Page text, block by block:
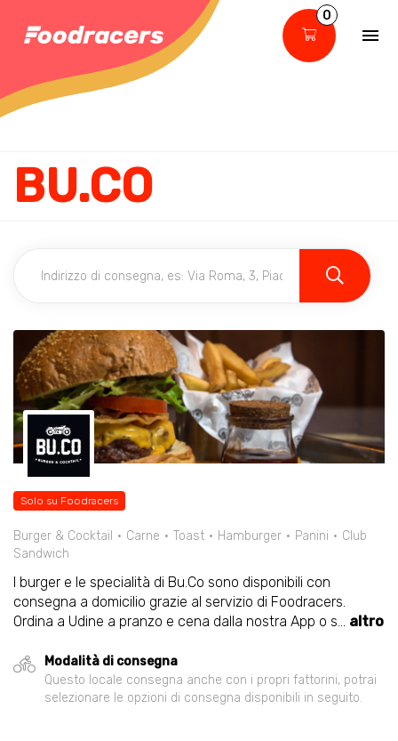
0
BU.CO
Solo su Foodracers
Burger & Cocktail Carne Toast Hamburger Panini
Club
Sandwich
I burger e le specialità di Bu.Co sono disponibili con
consegna a domicilio grazie al servizio di Foodracers.
Ordina a Udine a pranzo e cena dalla nostra App o s... altro
Modalità di consegna
Questo locale consegna anche con i propri fattorini, potrai
selezionare le opzioni di consegna disponibili in seguito.